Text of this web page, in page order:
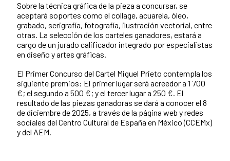
Sobre la técnica gráfica de la pieza a concursar, se
aceptará soportes como el collage, acuarela, óleo,
grabado, serigrafía, fotografía, ilustración vectorial, entre
otras. La selección de los carteles ganadores, estará a
cargo de un jurado calificador integrado por especialistas
en diseño y artes gráficas.
El Primer Concurso del Cartel Miguel Prieto contempla los
siguiente premios: El primer lugar será acreedor a 1 700
€; el segundo a 500 €; y el tercer lugar a 250 €. El
resultado de las piezas ganadoras se dará a conocer el 8
de diciembre de 2025, a través de la página web y redes
sociales del Centro Cultural de España en México (CCEMx)
y del AEM.